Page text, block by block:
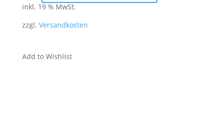
inkl. 19 % MwSt.
zzgl. Versandkosten
Add to Wishlist